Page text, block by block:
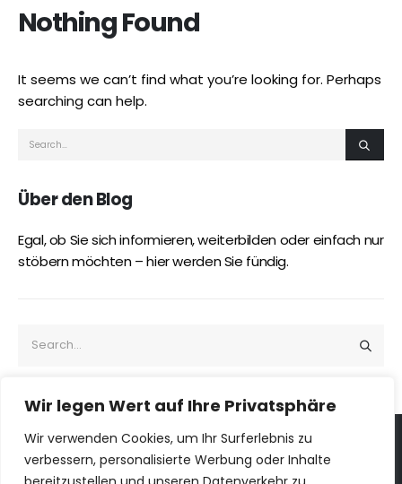
Wir legen Wert auf Ihre Privatsphäre
Wir verwenden Cookies, um Ihr Surferlebnis zu
verbessern, personalisierte Werbung oder Inhalte
Nothing Found
It seems we can’t find what you’re looking for. Perhaps
searching can help.
Über den Blog
Egal, ob Sie sich informieren, weiterbilden oder einfach nur
stöbern möchten – hier werden Sie fündig.
ILOGS © 2026. Alle Rechte vorbehalten